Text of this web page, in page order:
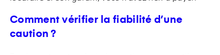
Comment vérifier la fiabilité d’une
caution ?